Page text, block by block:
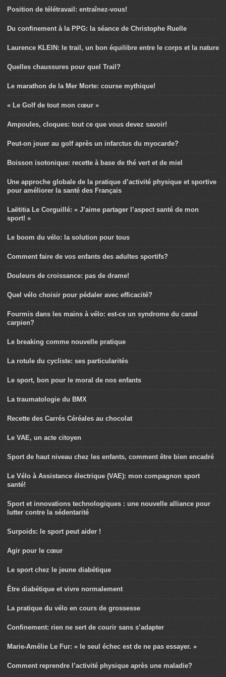
Position de télétravail: entraînez-vous!
Du confinement à la PPG: la séance de Christophe Ruelle
Laurence KLEIN: le trail, un bon équilibre entre le corps et la nature
Quelles chaussures pour quel Trail?
Le marathon de la Mer Morte: course mythique!
« Le Golf de tout mon cœur »
Ampoules, cloques: tout ce que vous devez savoir!
Peut-on jouer au golf après un infarctus du myocarde?
Boisson isotonique: recette à base de thé vert et de miel
Une approche globale de la pratique d’activité physique et sportive
pour améliorer la santé des Français
Laëtitia Le Corguillé: « J’aime partager l’aspect santé de mon
sport! »
Le boom du vélo: la solution pour tous
Comment faire de vos enfants des adultes sportifs?
Douleurs de croissance: pas de drame!
Quel vélo choisir pour pédaler avec efficacité?
Fourmis dans les mains à vélo: est-ce un syndrome du canal
carpien?
Le breaking comme nouvelle pratique
La rotule du cycliste: ses particularités
Le sport, bon pour le moral de nos enfants
La traumatologie du BMX
Recette des Carrés Céréales au chocolat
Le VAE, un acte citoyen
Sport de haut niveau chez les enfants, comment être bien encadré
Le Vélo à Assistance électrique (VAE): mon compagnon sport
santé!
Sport et innovations technologiques : une nouvelle alliance pour
lutter contre la sédentarité
Surpoids: le sport peut aider !
Agir pour le cœur
Le sport chez le jeune diabétique
Être diabétique et vivre normalement
La pratique du vélo en cours de grossesse
Confinement: rien ne sert de courir sans s’adapter
Marie-Amélie Le Fur: « le seul échec est de ne pas essayer. »
Comment reprendre l’activité physique après une maladie?